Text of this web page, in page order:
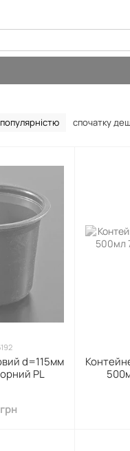
спочатку
d=115мм
PL